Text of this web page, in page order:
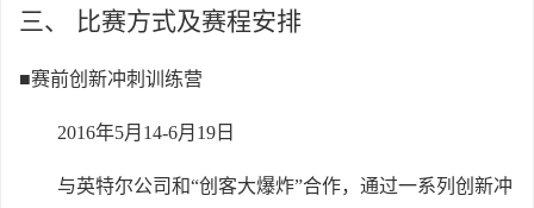
三、 比赛方式及赛程安排
■赛前创新冲刺训练营
2016年5月14-6月19日
与英特尔公司和“创客大爆炸”合作，通过一系列创新冲